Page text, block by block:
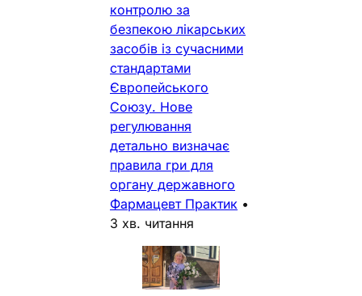
контролю за
безпекою лікарських
засобів із сучасними
стандартами
Європейського
Союзу. Нове
регулювання
детально визначає
правила гри для
органу державного
Фармацевт Практик •
3 хв. читання